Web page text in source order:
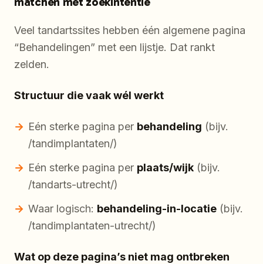
Veel tandartssites hebben één algemene pagina
“Behandelingen” met een lijstje. Dat rankt
zelden.
Structuur die vaak wél werkt
Eén sterke pagina per behandeling (bijv.
/tandimplantaten/)
Eén sterke pagina per plaats/wijk (bijv.
/tandarts-utrecht/)
Waar logisch: behandeling-in-locatie (bijv.
/tandimplantaten-utrecht/)
Wat op deze pagina’s niet mag ontbreken